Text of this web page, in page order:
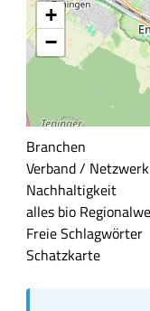
+
−
Branchen
Verband / Netzwerk
Nachhaltigkeit
alles bio
Freie Schlagwörter
Schatzkarte